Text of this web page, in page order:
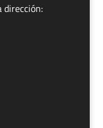
dirección: